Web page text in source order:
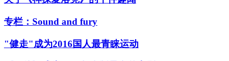
专栏：Sound and fury
"健走"成为2016国人最青睐运动